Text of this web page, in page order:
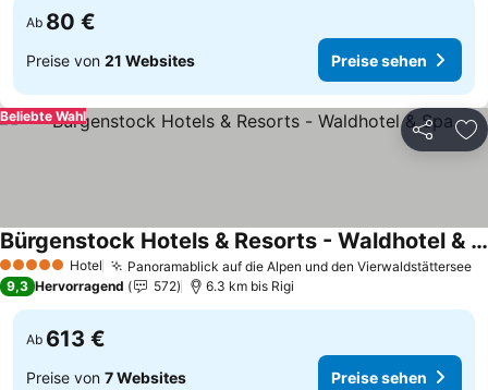
Ab 80 €
Preise von 21 Websites Preise sehen
Teilen
Beliebte Wahl
5 Sterne Hotel Panoramablick auf die Alpen und den Vierwaldstättersee
Bürgenstock Hotels & Resorts - Waldhotel & Spa
9,3 Hervorragend 572 6.3 km bis Rigi
Ab 613 €
Preise von 7 Websites Preise sehen